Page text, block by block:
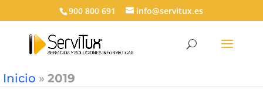
900 800 691 info@servitux.es
Inicio » 2019